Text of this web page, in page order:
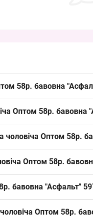
58р. бавовна
Оптом 58р. бавовна
уборів.
чоловіча Оптом 58р.
і зручною для
Оптом 58р.
бавовна "Асфальт"
які підходять
Оптом 58р.